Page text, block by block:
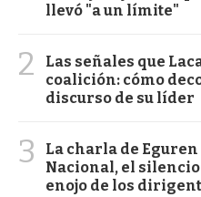
llevó "a un límite"
2
Las señales que
coalición: cómo
discurso de su líder
3
La charla de
Nacional, el
enojo de los